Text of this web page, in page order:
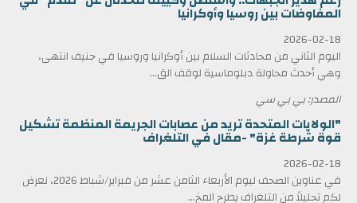
المفاوضات بين روسيا وأوكرانيا
2026-02-18
اليوم الثاني من محادثات السلام بين أوكرانيا وروسيا في جنيف انتهى،
وهي أحدث محاولة دبلوماسية لوقف الق...
المصدر: بي بي سي
"الولايات المتحدة تريد من عصابات الجريمة المنظمة تشكيل
قوة شرطة غزة" -مقال في التلغراف
2026-02-18
في عناوين الصحف ليوم الأربعاء الثامن عشر من فبراير/شباط 2026، نعرض
لكم تحليلاً من التلغراف يطرح المخ...